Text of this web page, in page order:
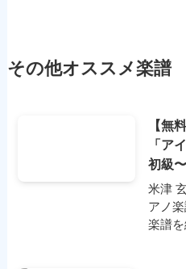
その他オススメ楽譜
【無
「ア
初級
米津
アノ
楽譜